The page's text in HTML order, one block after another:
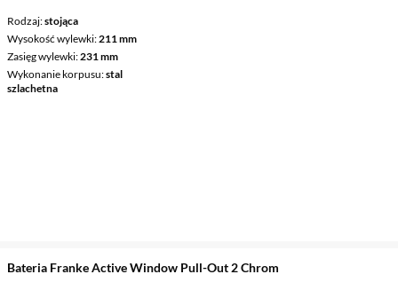
Rodzaj stojąca
Wysokość wylewki 211 mm
Zasięg wylewki 231 mm
Wykonanie korpusu stal
szlachetna
Bateria Franke Active Window Pull-Out 2 Chrom